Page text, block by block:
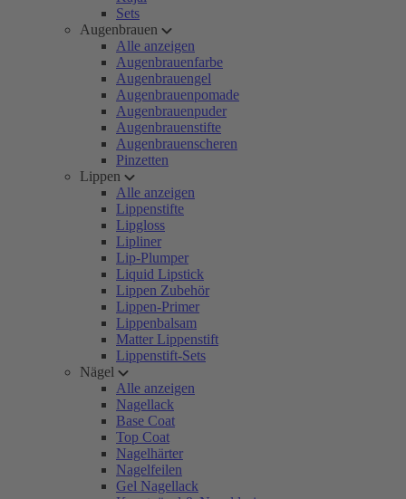
Sets
Augenbrauen
Alle anzeigen
Augenbrauenfarbe
Augenbrauengel
Augenbrauenpomade
Augenbrauenpuder
Augenbrauenstifte
Augenbrauenscheren
Pinzetten
Lippen
Alle anzeigen
Lippenstifte
Lipgloss
Lipliner
Lip-Plumper
Liquid Lipstick
Lippen Zubehör
Lippen-Primer
Lippenbalsam
Matter Lippenstift
Lippenstift-Sets
Nägel
Alle anzeigen
Nagellack
Base Coat
Top Coat
Nagelhärter
Nagelfeilen
Gel Nagellack